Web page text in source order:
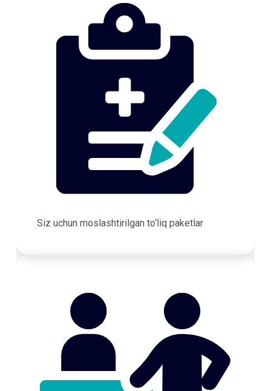
Siz uchun moslashtirilgan to‘liq paketlar